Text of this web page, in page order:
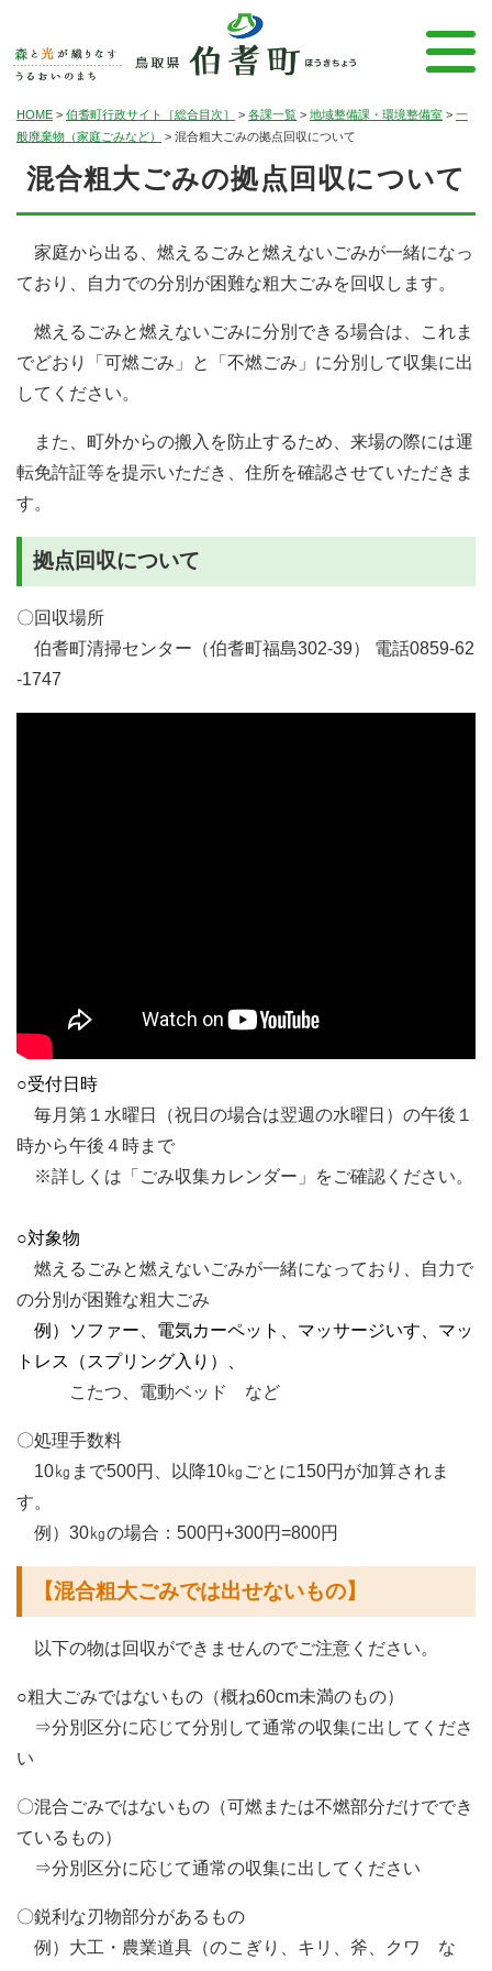
HOME > 伯耆町行政サイト［総合目次］ > 各課一覧 > 地域整備課・環境整備室 > 一
般廃棄物（家庭ごみなど）
> 混合粗大ごみの拠点回収について
混合粗大ごみの拠点回収について
家庭から出る、燃えるごみと燃えないごみが一緒になっ
ており、自力での分別が困難な粗大ごみを回収します。
燃えるごみと燃えないごみに分別できる場合は、これま
でどおり「可燃ごみ」と「不燃ごみ」に分別して収集に出
してください。
また、町外からの搬入を防止するため、来場の際には運
転免許証等を提示いただき、住所を確認させていただきま
す。
拠点回収について
〇回収場所
伯耆町清掃センター（伯耆町福島302-39） 電話0859-62
-1747
○受付日時
毎月第１水曜日（祝日の場合は翌週の水曜日）の午後１
時から午後４時まで
※詳しくは「ごみ収集カレンダー」をご確認ください。
○対象物
燃えるごみと燃えないごみが一緒になっており、自力で
の分別が困難な粗大ごみ
例）ソファー、電気カーペット、マッサージいす、マッ
トレス（スプリング入り）、
こたつ、電動ベッド など
〇処理手数料
10㎏まで500円、以降10㎏ごとに150円が加算されま
す。
例）30㎏の場合：500円+300円=800円
【混合粗大ごみでは出せないもの】
以下の物は回収ができませんのでご注意ください。
○粗大ごみではないもの（概ね60cm未満のもの）
⇒分別区分に応じて分別して通常の収集に出してくださ
い
〇混合ごみではないもの（可燃または不燃部分だけででき
ているもの）
⇒分別区分に応じて通常の収集に出してください
〇鋭利な刃物部分があるもの
例）大工・農業道具（のこぎり、キリ、斧、クワ な